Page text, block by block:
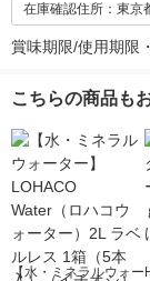
在庫確認住所：東京
賞味期限/使用期限
こちらの商品も
【水・ミネラルウォー